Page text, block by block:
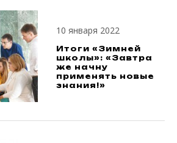
10 января 2022
Итоги «Зимней
школы»: «Завтра
же начну
применять новые
знания!»